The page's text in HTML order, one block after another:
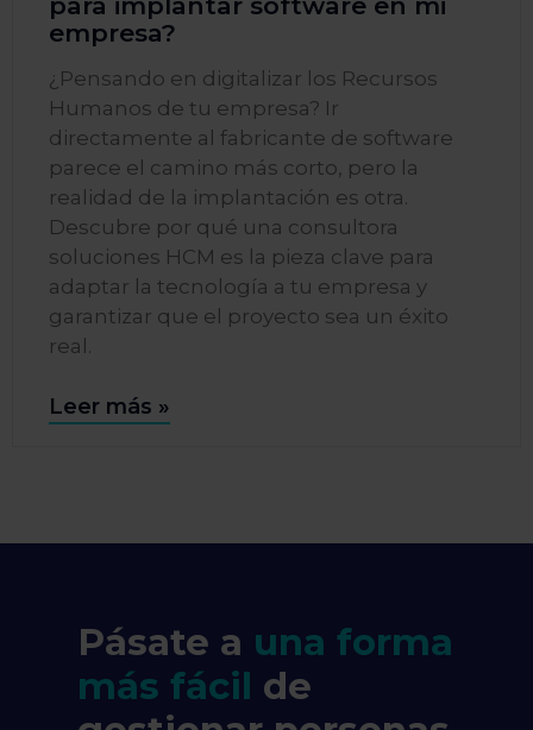
empresa?
¿Pensando en digitalizar los Recursos
Humanos de tu empresa? Ir
directamente al fabricante de software
parece el camino más corto, pero la
realidad de la implantación es otra.
Descubre por qué una consultora
soluciones HCM es la pieza clave para
adaptar la tecnología a tu empresa y
garantizar que el proyecto sea un éxito
real.
Leer más »
Pásate a una forma
más fácil de